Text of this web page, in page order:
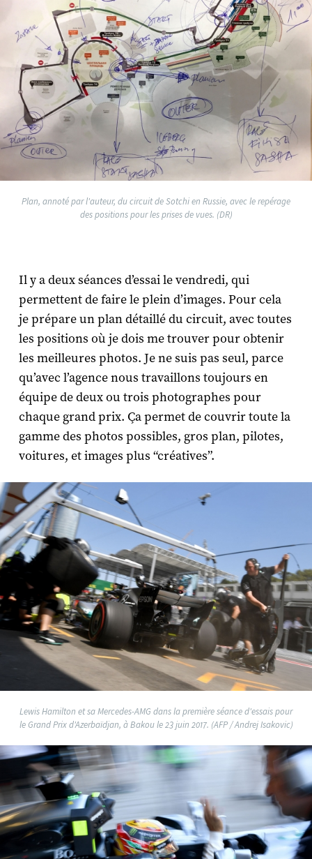
Plan, annoté par l'auteur, du circuit de Sotchi en Russie, avec le repérage
des positions pour les prises de vues. (DR)
Il y a deux séances d’essai le vendredi, qui
permettent de faire le plein d’images. Pour cela
je prépare un plan détaillé du circuit, avec toutes
les positions où je dois me trouver pour obtenir
les meilleures photos. Je ne suis pas seul, parce
qu’avec l’agence nous travaillons toujours en
équipe de deux ou trois photographes pour
chaque grand prix. Ça permet de couvrir toute la
gamme des photos possibles, gros plan, pilotes,
voitures, et images plus “créatives”.
Lewis Hamilton et sa Mercedes-AMG dans la première séance d'essais pour
le Grand Prix d'Azerbaïdjan, à Bakou le 23 juin 2017. (AFP / Andrej Isakovic)